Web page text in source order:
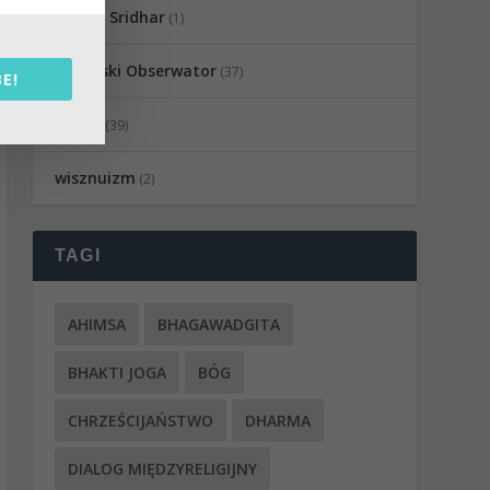
Swami Sridhar(1)
Wedyjski Obserwator(37)
(39)
wisznuizm (2)
TAGI
AHIMSA BHAGAWADGITA
BHAKTI JOGA BÓG
CHRZEŚCIJAŃSTWO DHARMA
DIALOG MIĘDZYRELIGIJNY